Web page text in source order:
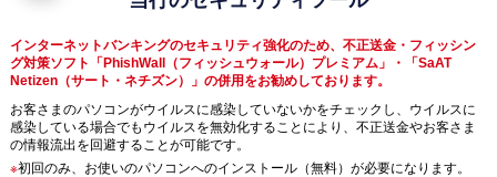
インターネットバンキングのセキュリティ強化のため、不正送金・フィッシン
グ対策ソフト「PhishWall（フィッシュウォール）プレミアム」・「SaAT
Netizen（サート・ネチズン）」の併用をお勧めしております。
お客さまのパソコンがウイルスに感染していないかをチェックし、ウイルスに
感染している場合でもウイルスを無効化することにより、不正送金やお客さま
の情報流出を回避することが可能です。
※初回のみ、お使いのパソコンへのインストール（無料）が必要になります。